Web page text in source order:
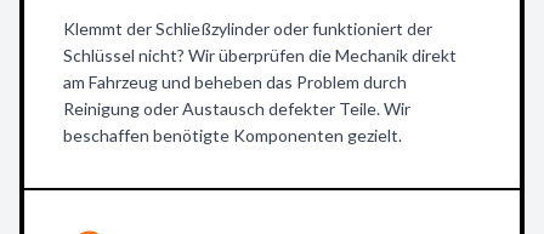
Klemmt der Schließzylinder oder funktioniert der
Schlüssel nicht? Wir überprüfen die Mechanik direkt
am Fahrzeug und beheben das Problem durch
Reinigung oder Austausch defekter Teile. Wir
beschaffen benötigte Komponenten gezielt.